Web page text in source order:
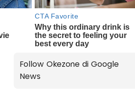
Follow Okezone di Google
News